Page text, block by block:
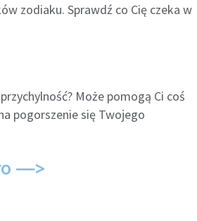
zodiaku. Sprawdź co Cię czeka w
Może pomogą Ci coś
pogorszenie się Twojego
—>